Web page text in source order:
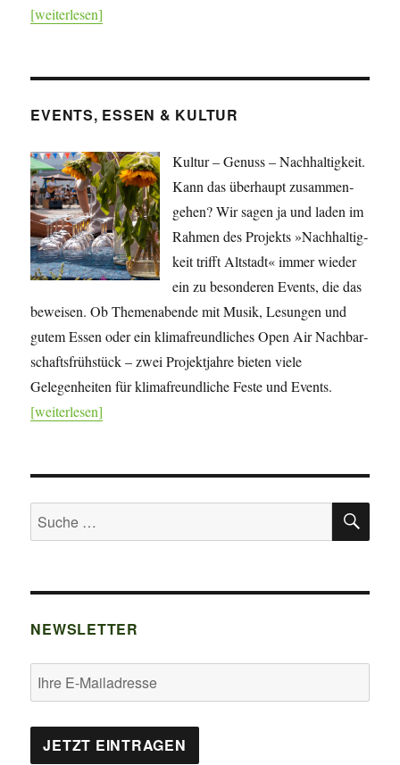
[weiterlesen]
EVENTS, ESSEN & KULTUR
Kultur – Genuss – Nachhaltigkeit.
Kann das überhaupt zusammen­
gehen? Wir sagen ja und laden im
Rahmen des Projekts »Nach­haltig­
keit trifft Altstadt« immer wieder
ein zu besonderen Events, die das
beweisen. Ob Themenabende mit Musik, Lesungen und
gutem Essen oder ein klimafreundliches Open Air Nachbar­
schafts­frühstück – zwei Projekt­jahre bieten viele
Gelegenheiten für klima­freundliche Feste und Events.
[weiterlesen]
Suche
nach:
NEWSLETTER